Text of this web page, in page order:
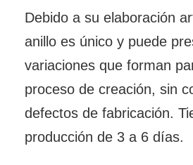
Debido a su elaboración
anillo es único y puede
variaciones que forman
proceso de creación, sin
defectos de fabricación.
producción de 3 a 6 días.